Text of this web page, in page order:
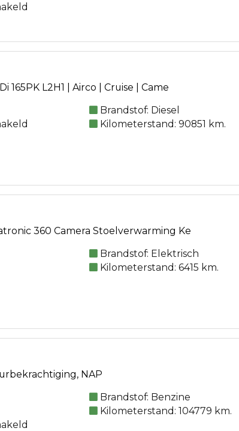
165PK L2H1 | Airco | Cruise | Came
Brandstof: Diesel
Kilometerstand: 90851 km.
360 Camera Stoelverwarming Ke
Brandstof: Elektrisch
Kilometerstand: 6415 km.
NAP
Brandstof: Benzine
Kilometerstand: 104779 km.